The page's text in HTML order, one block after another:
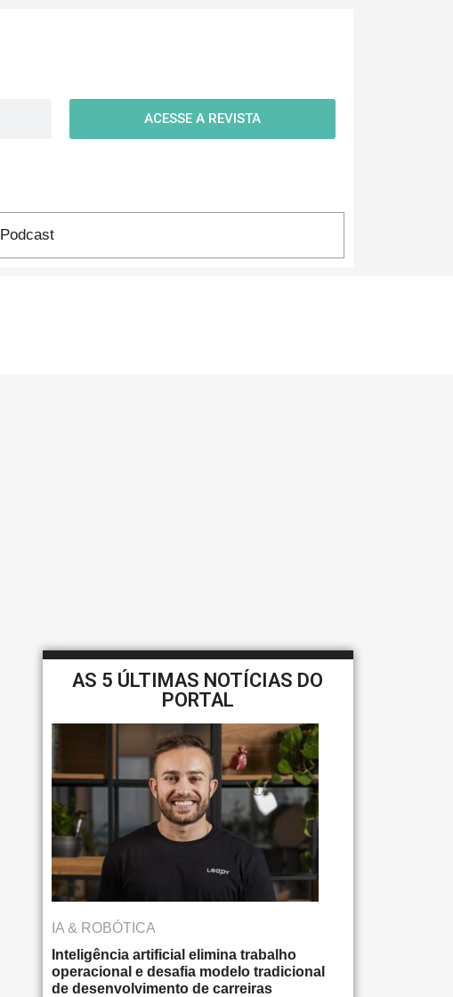
ACESSE A REVISTA
Podcast
AS 5 ÚLTIMAS NOTÍCIAS DO
PORTAL
IA & ROBÓTICA
Inteligência artificial elimina trabalho
operacional e desafia modelo tradicional
de desenvolvimento de carreiras